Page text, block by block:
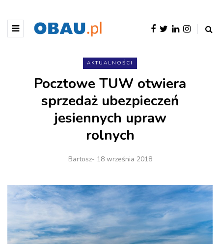
AKTUALNOŚCI
Pocztowe TUW otwiera
sprzedaż ubezpieczeń
jesiennych upraw
rolnych
Bartosz- 18 września 2018